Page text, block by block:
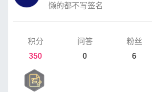
懒的都不写签名
积分
350
问答
0
粉丝
6